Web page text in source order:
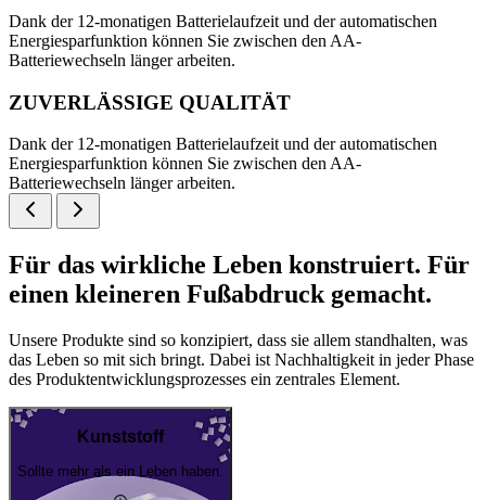
Dank der 12-monatigen Batterielaufzeit und der automatischen
Energiesparfunktion können Sie zwischen den AA-
Batteriewechseln länger arbeiten.
ZUVERLÄSSIGE QUALITÄT
Dank der 12-monatigen Batterielaufzeit und der automatischen
Energiesparfunktion können Sie zwischen den AA-
Batteriewechseln länger arbeiten.
Für das wirkliche Leben konstruiert. Für
einen kleineren Fußabdruck gemacht.
Unsere Produkte sind so konzipiert, dass sie allem standhalten, was
das Leben so mit sich bringt. Dabei ist Nachhaltigkeit in jeder Phase
des Produktentwicklungsprozesses ein zentrales Element.
Kunststoff
Sollte mehr als ein Leben haben.